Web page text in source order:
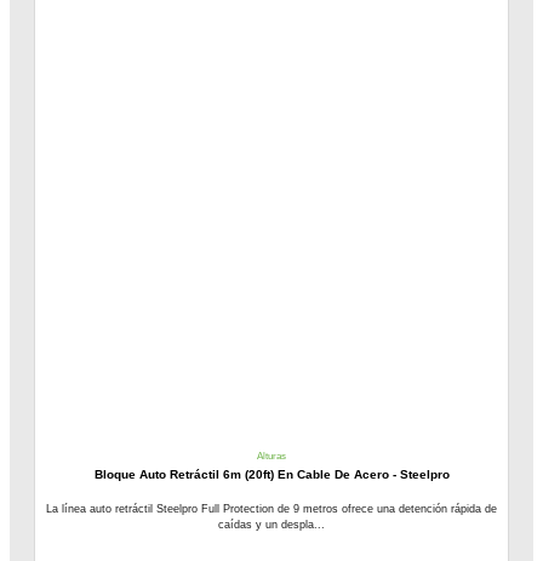
Alturas
Bloque Auto Retráctil 6m (20ft) En Cable De Acero - Steelpro
La línea auto retráctil Steelpro Full Protection de 9 metros ofrece una detención rápida de
caídas y un despla...